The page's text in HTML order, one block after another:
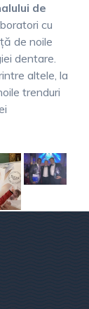
de
cu
de noile
dentare.
altele, la
trenduri